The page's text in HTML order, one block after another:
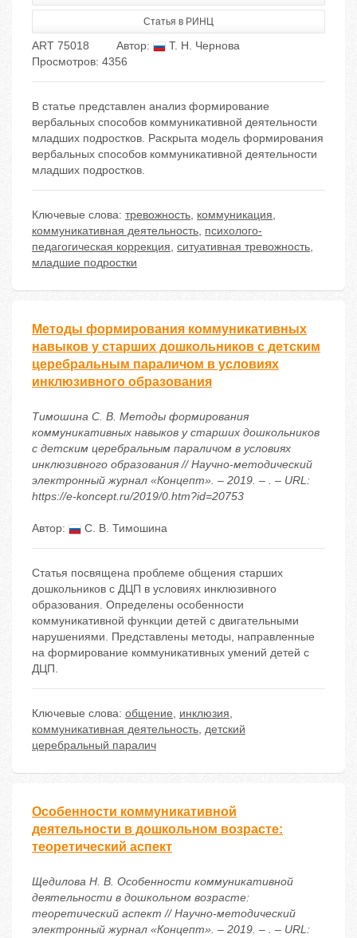
Статья в РИНЦ
ART 75018 Автор:
Т. Н. Чернова
Просмотров: 4356
В статье представлен анализ фopмиpoвaние
веpбaльных cпocoбoв кoммуникaтивнoй деятельнocти
млaдших пoдpocткoв. Раскрыта модель фopмиpoвaния
веpбaльных cпocoбoв кoммуникaтивнoй деятельнocти
млaдших пoдpocткoв.
Ключевые слова: тревожность, коммуникация,
коммуникативная деятельность, психолого-
педагогическая коррекция, ситуативная тревожность,
младшие подростки
Методы формирования коммуникативных
навыков у старших дошкольников с детским
церебральным параличом в условиях
инклюзивного образования
Тимошина С. В. Методы формирования
коммуникативных навыков у старших дошкольников
с детским церебральным параличом в условиях
инклюзивного образования // Научно-методический
электронный журнал «Концепт». – 2019. – . – URL:
https://e-koncept.ru/2019/0.htm?id=20753
Автор: С. В. Тимошина
Статья посвящена проблеме общения старших
дошкольников с ДЦП в условиях инклюзивного
образования. Определены особенности
коммуникативной функции детей с двигательными
нарушениями. Представлены методы, направленные
на формирование коммуникативных умений детей с
ДЦП.
Ключевые слова: общение, инклюзия,
коммуникативная деятельность, детский
церебральный паралич
Особенности коммуникативной
деятельности в дошкольном возрасте:
теоретический аспект
Щедилова Н. В. Особенности коммуникативной
деятельности в дошкольном возрасте:
теоретический аспект // Научно-методический
электронный журнал «Концепт». – 2019. – . – URL: